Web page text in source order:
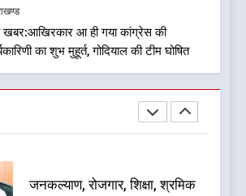
खबर:आखिरकार आ ही गया कांग्रेस की
का शुभ मुहूर्त, गोदियाल की टीम घोषित
हित और आधारभूत विकास को नई
गति : धामी कैबिनेट के ऐतिहासिक
क्या रमेश पोखरियाल ‘निशंक’ बनने जा